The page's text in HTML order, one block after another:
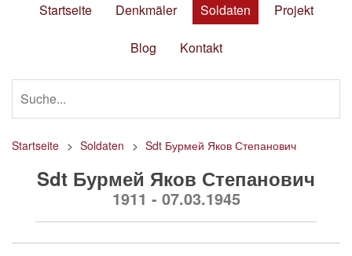
Startseite Denkmäler Soldaten Projekt
Blog Kontakt
Startseite Soldaten Sdt Бурмей Яков Степанович
Sdt Бурмей Яков Степанович
1911 - 07.03.1945